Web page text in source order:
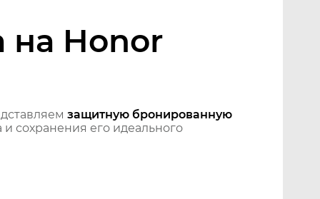
на Honor
защитную бронированную
сохранения его идеального